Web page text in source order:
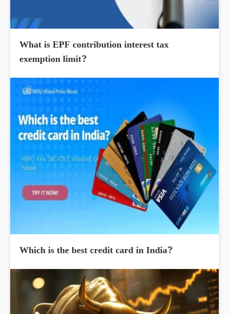
What is EPF contribution interest tax
exemption limit?
Which is the best credit card in India?